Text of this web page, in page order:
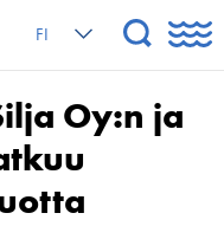
FI
Oy:n ja